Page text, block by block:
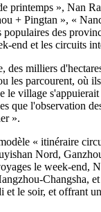
printemps », Nan
+ Pingtan », «
des
end et les circuits
milliers
les parcourent,
village
que l'observation
».
« itinéraire
Nord,
le week-
le soir, et offrant